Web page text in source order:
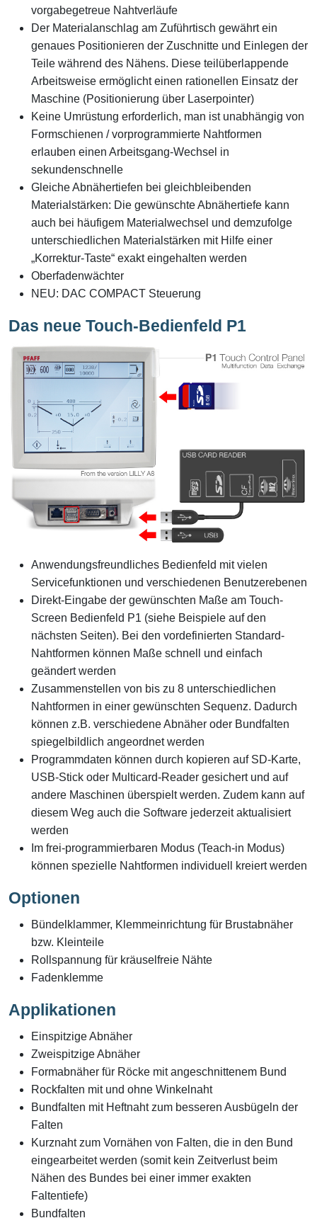
vorgabegetreue Nahtverläufe
Der Materialanschlag am Zuführtisch gewährt ein
genaues Positionieren der Zuschnitte und Einlegen der
Teile während des Nähens. Diese teilüberlappende
Arbeitsweise ermöglicht einen rationellen Einsatz der
Maschine (Positionierung über Laserpointer)
Keine Umrüstung erforderlich, man ist unabhängig von
Formschienen / vorprogrammierte Nahtformen
erlauben einen Arbeitsgang-Wechsel in
sekundenschnelle
Gleiche Abnähertiefen bei gleichbleibenden
Materialstärken: Die gewünschte Abnähertiefe kann
auch bei häufigem Materialwechsel und demzufolge
unterschiedlichen Materialstärken mit Hilfe einer
„Korrektur-Taste“ exakt eingehalten werden
Oberfadenwächter
NEU: DAC COMPACT Steuerung
Das neue Touch-Bedienfeld P1
Anwendungsfreundliches Bedienfeld mit vielen
Servicefunktionen und verschiedenen Benutzerebenen
Direkt-Eingabe der gewünschten Maße am Touch-
Screen Bedienfeld P1 (siehe Beispiele auf den
nächsten Seiten). Bei den vordefinierten Standard-
Nahtformen können Maße schnell und einfach
geändert werden
Zusammenstellen von bis zu 8 unterschiedlichen
Nahtformen in einer gewünschten Sequenz. Dadurch
können z.B. verschiedene Abnäher oder Bundfalten
spiegelbildlich angeordnet werden
Programmdaten können durch kopieren auf SD-Karte,
USB-Stick oder Multicard-Reader gesichert und auf
andere Maschinen überspielt werden. Zudem kann auf
diesem Weg auch die Software jederzeit aktualisiert
werden
Im frei-programmierbaren Modus (Teach-in Modus)
können spezielle Nahtformen individuell kreiert werden
Optionen
Bündelklammer, Klemmeinrichtung für Brustabnäher
bzw. Kleinteile
Rollspannung für kräuselfreie Nähte
Fadenklemme
Applikationen
Einspitzige Abnäher
Zweispitzige Abnäher
Formabnäher für Röcke mit angeschnittenem Bund
Rockfalten mit und ohne Winkelnaht
Bundfalten mit Heftnaht zum besseren Ausbügeln der
Falten
Kurznaht zum Vornähen von Falten, die in den Bund
eingearbeitet werden (somit kein Zeitverlust beim
Nähen des Bundes bei einer immer exakten
Faltentiefe)
Bundfalten